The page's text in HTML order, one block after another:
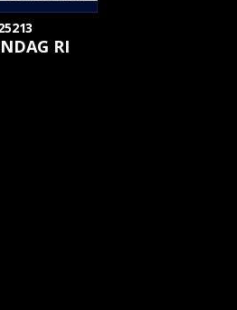
RI